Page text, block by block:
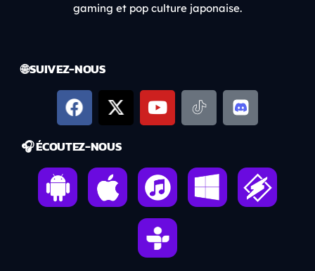
gaming et pop culture japonaise.
🌐 SUIVEZ-NOUS
🎧 ÉCOUTEZ-NOUS